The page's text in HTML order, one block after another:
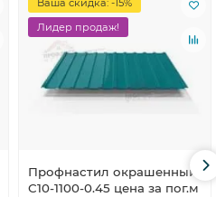
Лидер продаж!
Профнастил окрашенный
С10-1100-0.45 цена за пог.м